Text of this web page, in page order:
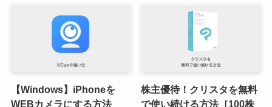
【Windows】iPhoneを
WEBカメラにする方法
株主優待！クリスタを無料
で使い続ける方法［100株